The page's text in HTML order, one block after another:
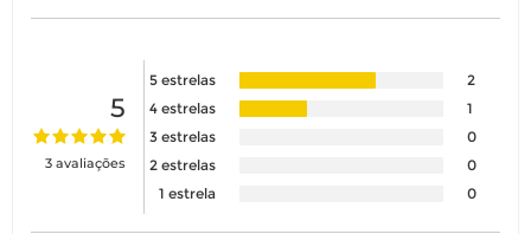
5
3 avaliações
5 estrelas
2
4 estrelas
1
3 estrelas
0
2 estrelas
0
1 estrela
0